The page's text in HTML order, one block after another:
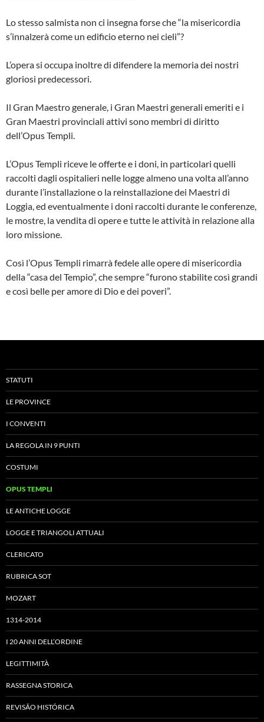
Lo stesso salmista non ci insegna forse che “la misericordia
s’innalzerà come un edificio eterno nei cieli”?
L’opera si occupa inoltre di difendere la memoria dei nostri
gloriosi predecessori.
Il Gran Maestro generale, i Gran Maestri generali emeriti e i
Gran Maestri provinciali attivi sono membri di diritto
dell’Opus Templi.
L’Opus Templi riceve le offerte e i doni, in particolari quelli
raccolti dagli ospitalieri nelle logge almeno una volta all’anno
durante l’installazione o la reinstallazione dei Maestri di
Loggia, ed eventualmente i doni raccolti durante le conferenze,
le mostre, la vendita di opere e tutte le attività in relazione alla
loro missione.
Così l’Opus Templi rimarrà fedele alle opere di misericordia
della “casa del Tempio”, che sempre “furono stabilite così grandi
e così belle per amore di Dio e dei poveri”.
STATUTI
LE PROVINCE
I CONVENTI
LA REGOLA IN 9 PUNTI
COSTUMI
OPUS TEMPLI
LE ANTICHE LOGGE
LOGGE E TRIANGOLI ATTUALI
CLERICATO
RUBRICA SOT
MOZART
1314-2014
I 20 ANNI DELL’ORDINE
LEGITTIMITÀ
RASSEGNA STORICA
REVISÃO HISTÓRICA